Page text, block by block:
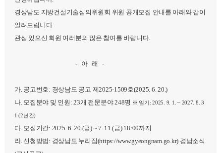
경상남도 지방건설기술심의위원회 위원 공개모집 안내를 아래와 같이
알려드립니다.
관심 있으신 회원 여러분의 많은 참여를 바랍니다.
- 아 래 -
가. 공고번호: 경상남도 공고 제2025-1509호(2025. 6. 20.)
나. 모집분야 및 인원: 23개 전문분야 248명 ※ 임기: 2025. 9. 1. ~ 2027. 8. 3
1.(2년간)
다. 모집기간: 2025. 6. 20.(금) ~ 7. 11.(금) 18:00까지
라. 신청방법: 경상남도 누리집(https://www.gyeongnam.go.kr) 경남소식